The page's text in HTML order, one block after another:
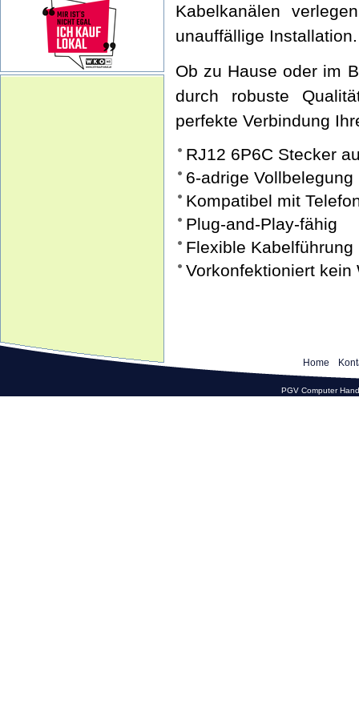
Kabelkanälen
unauffällige Installation.
Ob zu Hause oder im
durch robuste
perfekte Verbindung
RJ12 6P6C Stecker
6-adrige Vollbelegung
Kompatibel mit
Plug-and-Play-fähig
Flexible Kabelführung
Vorkonfektioniert kein
Home
PGV Computer